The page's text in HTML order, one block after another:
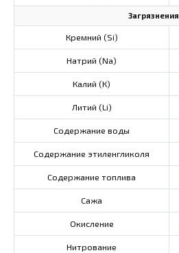
Загрязнения
Кремний (Si)
Натрий (Na)
Калий (К)
Литий (Li)
Содержание воды
Содержание этиленгликоля
Содержание топлива
Сажа
Окисление
Нитрование